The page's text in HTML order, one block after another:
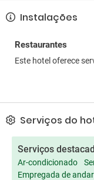
Instalações
Restaurantes
Este hotel oferece
Serviços do
Serviços
Ar-condicionado
Empregada de andar